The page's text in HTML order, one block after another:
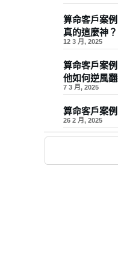
算命客戶案
真的這麼神？
12 3 月, 2025
算命客戶案
他如何逆風翻
7 3 月, 2025
算命客戶案
26 2 月, 2025